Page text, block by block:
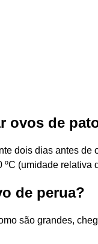
ovos de
dois dias antes de
(umidade relativa
de perua?
são grandes,